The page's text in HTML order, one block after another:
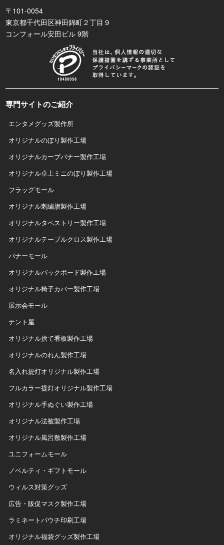
〒101-0054
東京都千代田区神田錦町２丁目９
コンフォール安田ビル 9階
専門サイトのご紹介
エンタメグッズ製作所
オリジナルのぼり製作工場
オリジナルカーブバナー製作工場
オリジナル卓上ミニのぼり製作工場
フラッグモール
オリジナル刺繍旗製作工場
オリジナルタペストリー製作工場
オリジナルテーブルクロス製作工場
バナーモール
オリジナルバックボード製作工場
オリジナル椅子カバー製作工場
展示会モール
テント屋
オリジナル捨て看板製作工場
オリジナルのれん製作工場
名入れ提灯オリジナル製作工場
フルカラー提灯オリジナル製作工場
オリジナル手ぬぐい製作工場
オリジナル法被製作工場
オリジナル風呂敷製作工場
ユニフォームモール
ノベルティ・ギフトモール
ウィルス対策グッズ
広告・販促マスク製作工場
ラミネートパウチ印刷工場
オリジナル福袋グッズ製作工場